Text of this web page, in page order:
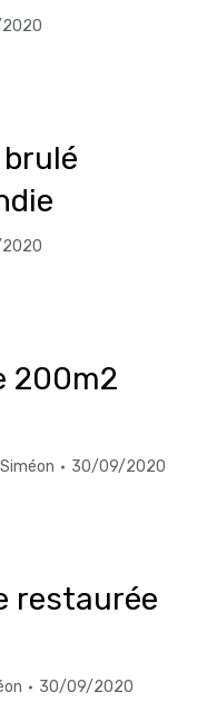
200m2
30/09/2020
restaurée
30/09/2020